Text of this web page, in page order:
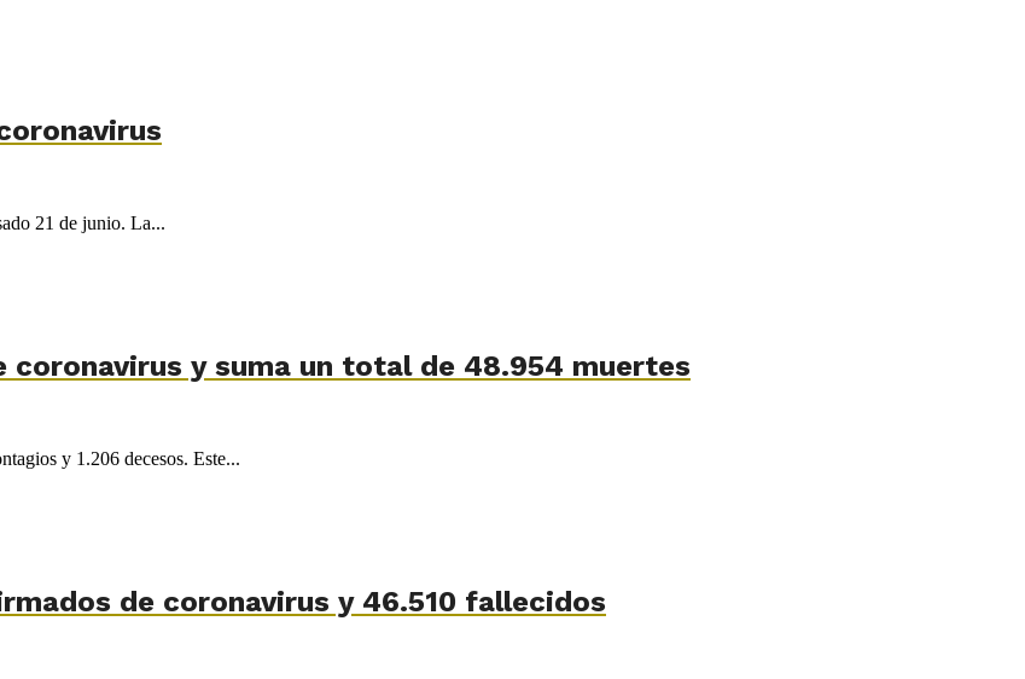
21 de junio. La...
coronavirus y suma un total de 48.954 muertes
y 1.206 decesos. Este...
de coronavirus y 46.510 fallecidos